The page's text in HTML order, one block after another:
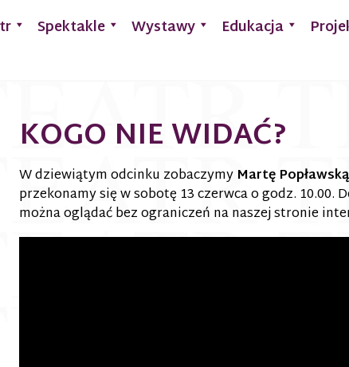
Spektakle Wystawy Edukacja
KOGO NIE WIDAĆ?
W dziewiątym odcinku zobaczymy Martę Popławską
przekonamy się w sobotę 13 czerwca o godz. 10.00.
można oglądać bez ograniczeń na naszej stronie